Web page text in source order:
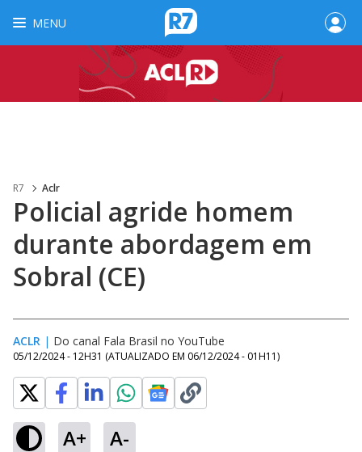
MENU
R7 Aclr
Policial agride homem
durante abordagem em
Sobral (CE)
ACLR | Do canal Fala Brasil no YouTube
05/12/2024 - 12H31 (ATUALIZADO EM 06/12/2024 - 01H11)
A+ A-